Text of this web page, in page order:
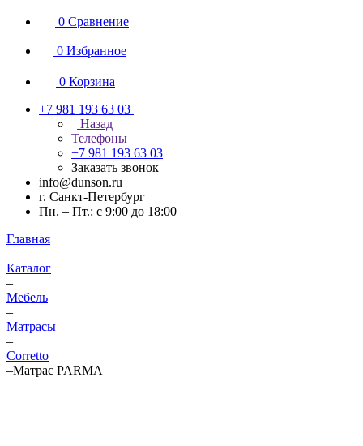
0 Сравнение
0 Избранное
0 Корзина
+7 981 193 63 03
Назад
Телефоны
+7 981 193 63 03
Заказать звонок
info@dunson.ru
г. Санкт-Петербург
Пн. – Пт.: с 9:00 до 18:00
Главная
–
Каталог
–
Мебель
–
Матрасы
–
Corretto
–Матрас PARMA